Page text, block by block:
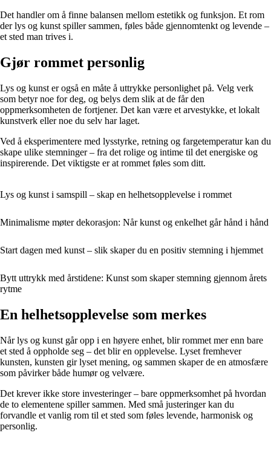
Det handler om å finne balansen mellom estetikk og funksjon. Et rom
der lys og kunst spiller sammen, føles både gjennomtenkt og levende –
et sted man trives i.
Gjør rommet personlig
Lys og kunst er også en måte å uttrykke personlighet på. Velg verk
som betyr noe for deg, og belys dem slik at de får den
oppmerksomheten de fortjener. Det kan være et arvestykke, et lokalt
kunstverk eller noe du selv har laget.
Ved å eksperimentere med lysstyrke, retning og fargetemperatur kan du
skape ulike stemninger – fra det rolige og intime til det energiske og
inspirerende. Det viktigste er at rommet føles som ditt.
Lys og kunst i samspill – skap en helhetsopplevelse i rommet
Minimalisme møter dekorasjon: Når kunst og enkelhet går hånd i hånd
Start dagen med kunst – slik skaper du en positiv stemning i hjemmet
Bytt uttrykk med årstidene: Kunst som skaper stemning gjennom årets
rytme
En helhetsopplevelse som merkes
Når lys og kunst går opp i en høyere enhet, blir rommet mer enn bare
et sted å oppholde seg – det blir en opplevelse. Lyset fremhever
kunsten, kunsten gir lyset mening, og sammen skaper de en atmosfære
som påvirker både humør og velvære.
Det krever ikke store investeringer – bare oppmerksomhet på hvordan
de to elementene spiller sammen. Med små justeringer kan du
forvandle et vanlig rom til et sted som føles levende, harmonisk og
personlig.